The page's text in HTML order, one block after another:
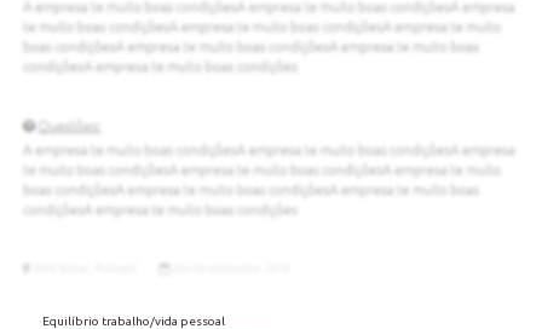
Equilíbrio trabalho/vida pessoal